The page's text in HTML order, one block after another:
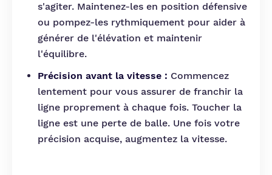
s'agiter. Maintenez-les en position défensive
ou pompez-les rythmiquement pour aider à
générer de l'élévation et maintenir
l'équilibre.
Précision avant la vitesse : Commencez
lentement pour vous assurer de franchir la
ligne proprement à chaque fois. Toucher la
ligne est une perte de balle. Une fois votre
précision acquise, augmentez la vitesse.